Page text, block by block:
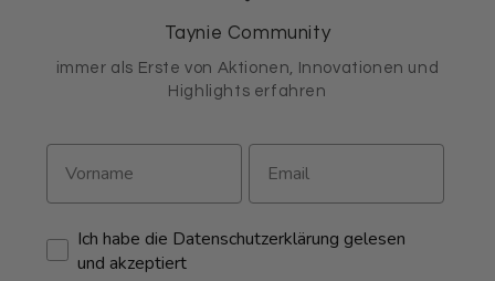
Taynie Community
immer als Erste von Aktionen, Innovationen und
Highlights erfahren
Ich habe die Datenschutzerklärung gelesen
und akzeptiert